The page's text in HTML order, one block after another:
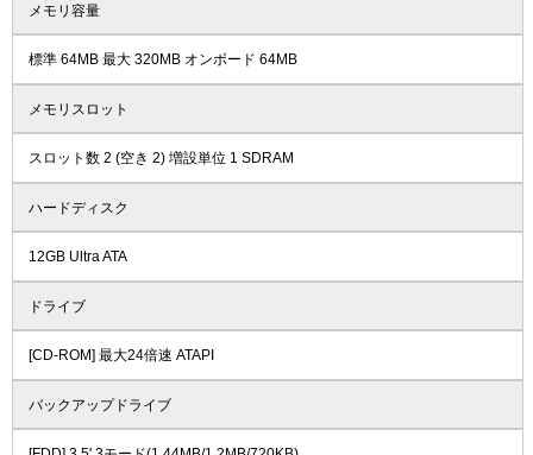
メモリ容量
標準 64MB 最大 320MB オンボード 64MB
メモリスロット
スロット数 2 (空き 2) 増設単位 1 SDRAM
ハードディスク
12GB Ultra ATA
ドライブ
[CD-ROM] 最大24倍速 ATAPI
バックアップドライブ